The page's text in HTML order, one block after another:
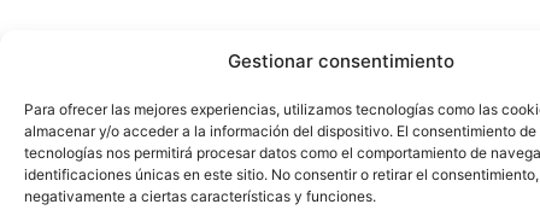
Gestionar consentimiento
Para ofrecer las mejores experiencias, utilizamos tecnologías como las
almacenar y/o acceder a la información del dispositivo. El consentimiento de
tecnologías nos permitirá procesar datos como el comportamiento de
identificaciones únicas en este sitio. No consentir o retirar el
negativamente a ciertas características y funciones.